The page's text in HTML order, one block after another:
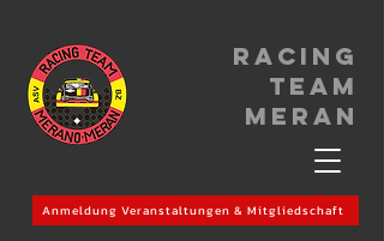
Racing
Team
meran
Anmeldung Veranstaltungen & Mitgliedschaft